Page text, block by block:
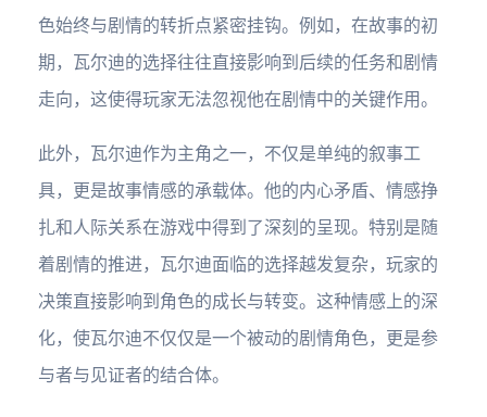
色始终与剧情的转折点紧密挂钩。例如，在故事的初
期，瓦尔迪的选择往往直接影响到后续的任务和剧情
走向，这使得玩家无法忽视他在剧情中的关键作用。
此外，瓦尔迪作为主角之一，不仅是单纯的叙事工
具，更是故事情感的承载体。他的内心矛盾、情感挣
扎和人际关系在游戏中得到了深刻的呈现。特别是随
着剧情的推进，瓦尔迪面临的选择越发复杂，玩家的
决策直接影响到角色的成长与转变。这种情感上的深
化，使瓦尔迪不仅仅是一个被动的剧情角色，更是参
与者与见证者的结合体。